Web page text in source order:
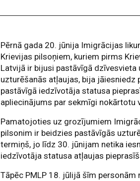
Pērnā gada 20. jūnija Imigrācijas
Krievijas pilsoņiem, kuriem pirms
Latvijā ir bijusi pastāvīgā dzīvesvieta
uzturēšanās atļaujas, bija jāiesniedz
pastāvīgā iedzīvotāja statusa
apliecinājums par sekmīgi nokārtotu
Pamatojoties uz grozījumiem
pilsonim ir beidzies pastāvīgās
termiņš, jo līdz 30. jūnijam netika
iedzīvotāja statusa atļaujas
Tāpēc PMLP 18. jūlijā šīm